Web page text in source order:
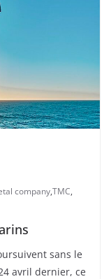
company,TMC,
sans le
avril dernier, ce